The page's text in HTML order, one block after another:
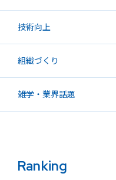
技術向上
組織づくり
雑学・業界話題
Ranking